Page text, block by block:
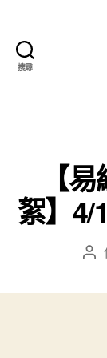
搜尋
【
絮】4/
文